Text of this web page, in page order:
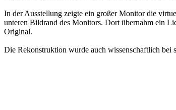
In der Ausstellung zeigte ein großer Monitor die
unteren Bildrand des Monitors. Dort übernahm ein
Original.
Die Rekonstruktion wurde auch wissenschaftlich